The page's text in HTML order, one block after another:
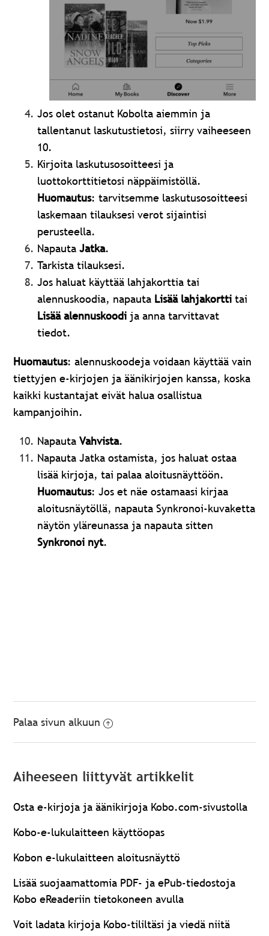
Jos olet ostanut Kobolta aiemmin ja
tallentanut laskutustietosi, siirry vaiheeseen
10.
Kirjoita laskutusosoitteesi ja
luottokorttitietosi näppäimistöllä.
Huomautus: tarvitsemme laskutusosoitteesi
laskemaan tilauksesi verot sijaintisi
perusteella.
NapautaJatka.
Tarkista tilauksesi.
Jos haluat käyttää lahjakorttia tai
alennuskoodia, napauta Lisää lahjakortti tai
Lisää alennuskoodi ja anna tarvittavat
tiedot.
Huomautus: alennuskoodeja voidaan käyttää vain
tiettyjen e-kirjojen ja äänikirjojen kanssa, koska
kaikki kustantajat eivät halua osallistua
kampanjoihin.
NapautaVahvista.
Napauta Jatka ostamista, jos haluat ostaa
lisää kirjoja, tai palaa aloitusnäyttöön.
Huomautus: Jos et näe ostamaasi kirjaa
aloitusnäytöllä, napauta Synkronoi-kuvaketta
näytön yläreunassa ja napauta sitten
Synkronoi nyt.
Palaa sivun alkuun
Aiheeseen liittyvät artikkelit
Osta e-kirjoja ja äänikirjoja Kobo.com-sivustolla
Kobo-e-lukulaitteen käyttöopas
Kobon e-lukulaitteen aloitusnäyttö
Lisää suojaamattomia PDF- ja ePub-tiedostoja
Kobo eReaderiin tietokoneen avulla
Voit ladata kirjoja Kobo-tililtäsi ja viedä niitä